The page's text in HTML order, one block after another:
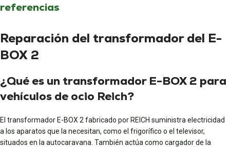
referencias
Reparación del transformador del E-
BOX 2
¿Qué es un transformador E-BOX 2 para
vehículos de ocio Reich?
El transformador E-BOX 2 fabricado por REICH suministra electricidad
a los aparatos que la necesitan, como el frigorífico o el televisor,
situados en la autocaravana. También actúa como cargador de la